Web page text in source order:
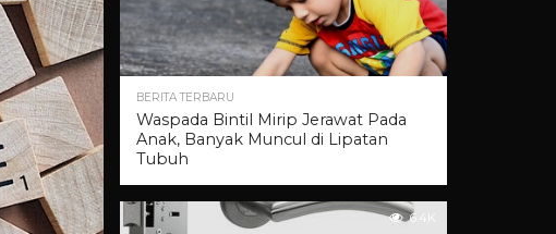
BERITA TERBARU
Waspada Bintil Mirip Jerawat Pada
Anak, Banyak Muncul di Lipatan
Tubuh
6.4K